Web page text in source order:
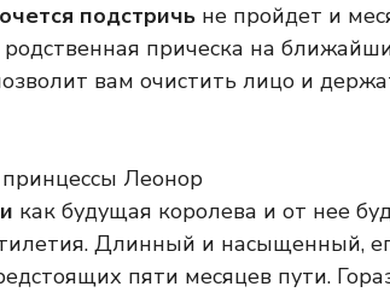
подстричь не пройдет и
прическа на
вам очистить лицо и
Леонор
как будущая королева и от нее
Длинный и насыщенный,
пяти месяцев пути.